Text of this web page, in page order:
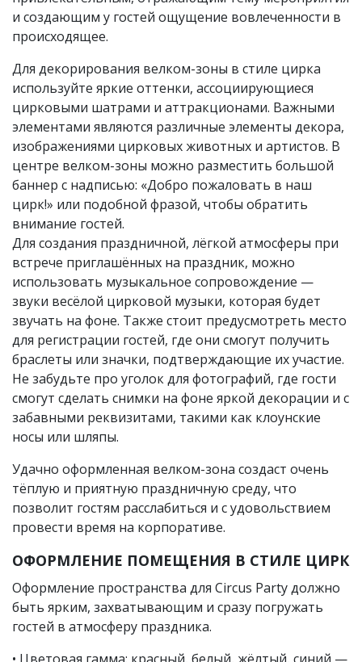
и создающим у гостей ощущение вовлеченности в
происходящее.
Для декорирования велком-зоны в стиле цирка
используйте яркие оттенки, ассоциирующиеся
цирковыми шатрами и аттракционами. Важными
элементами являются различные элементы декора,
изображениями цирковых животных и артистов. В
центре велком-зоны можно разместить большой
баннер с надписью: «Добро пожаловать в наш
цирк!» или подобной фразой, чтобы обратить
внимание гостей.
Для создания праздничной, лёгкой атмосферы при
встрече приглашённых на праздник, можно
использовать музыкальное сопровождение —
звуки весёлой цирковой музыки, которая будет
звучать на фоне. Также стоит предусмотреть место
для регистрации гостей, где они смогут получить
браслеты или значки, подтверждающие их участие.
Не забудьте про уголок для фотографий, где гости
смогут сделать снимки на фоне яркой декорации и с
забавными реквизитами, такими как клоунские
носы или шляпы.
Удачно оформленная велком-зона создаст очень
тёплую и приятную праздничную среду, что
позволит гостям расслабиться и с удовольствием
провести время на корпоративе.
ОФОРМЛЕНИЕ ПОМЕЩЕНИЯ В СТИЛЕ ЦИРК
Оформление пространства для Circus Party должно
быть ярким, захватывающим и сразу погружать
гостей в атмосферу праздника.